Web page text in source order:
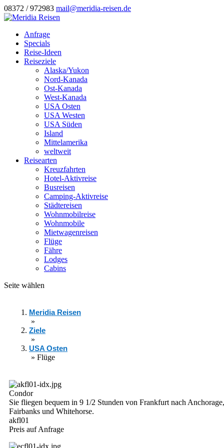
08372 / 972983 mail@meridia-reisen.de
Anfrage
Specials
Reise-Ideen
Reiseziele
Alaska/Yukon
Nord-Kanada
Ost-Kanada
West-Kanada
USA Osten
USA Westen
USA Süden
Island
Mittelamerika
weltweit
Reisearten
Kreuzfahrten
Hotel-Aktivreise
Busreisen
Camping-Aktivreise
Städtereisen
Wohnmobilreise
Wohnmobile
Mietwagenreisen
Flüge
Fähre
Lodges
Cabins
Seite wählen
Meridia Reisen
»
Ziele
»
USA Osten
» Flüge
Condor
Sie fliegen bequem in 9 1/2 Stunden von Frankfurt nach Anchorage,
Fairbanks und Whitehorse.
akfl01
Preis auf Anfrage